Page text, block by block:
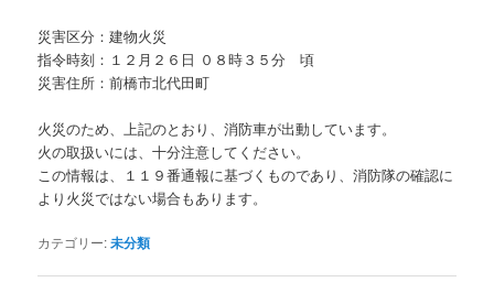
災害区分：建物火災
指令時刻：１２月２６日 ０８時３５分 頃
災害住所：前橋市北代田町
火災のため、上記のとおり、消防車が出動しています。
火の取扱いには、十分注意してください。
この情報は、１１９番通報に基づくものであり、消防隊の確認に
より火災ではない場合もあります。
カテゴリー:未分類